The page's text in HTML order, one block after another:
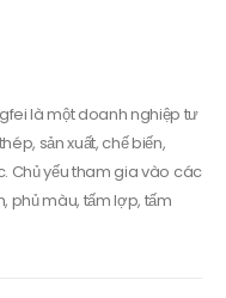
là một doanh nghiệp tư
sản xuất, chế biến,
Chủ yếu tham gia vào các
phủ màu, tấm lợp, tấm